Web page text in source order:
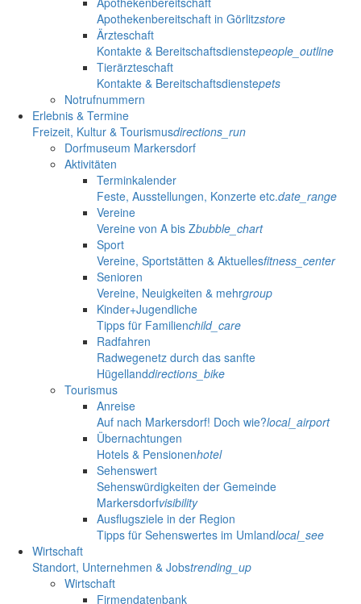
Apothekenbereitschaft in Görlitzstore
Ärzteschaft
Kontakte & Bereitschaftsdienstepeople_outline
Tierärzteschaft
Kontakte & Bereitschaftsdienstepets
Notrufnummern
Erlebnis & Termine
Freizeit, Kultur & Tourismusdirections_run
Dorfmuseum Markersdorf
Aktivitäten
Terminkalender
Feste, Ausstellungen, Konzerte etc.date_range
Vereine
Vereine von A bis Zbubble_chart
Sport
Vereine, Sportstätten & Aktuellesfitness_center
Senioren
Vereine, Neuigkeiten & mehrgroup
Kinder+Jugendliche
Tipps für Familienchild_care
Radfahren
Radwegenetz durch das sanfte
Hügellanddirections_bike
Tourismus
Anreise
Auf nach Markersdorf! Doch wie?local_airport
Übernachtungen
Hotels & Pensionenhotel
Sehenswert
Sehenswürdigkeiten der Gemeinde
Markersdorfvisibility
Ausflugsziele in der Region
Tipps für Sehenswertes im Umlandlocal_see
Wirtschaft
Standort, Unternehmen & Jobstrending_up
Wirtschaft
Firmendatenbank